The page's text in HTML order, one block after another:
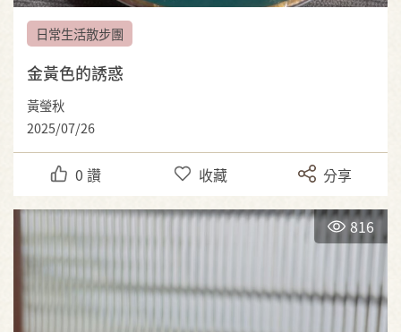
日常生活散步團
金黃色的誘惑
黃瑩秋
2025/07/26
0 讚 收藏 分享
816